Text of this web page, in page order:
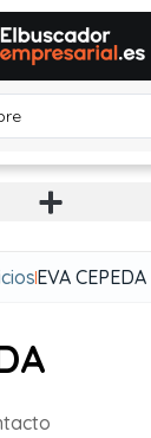
EVA CEPEDA